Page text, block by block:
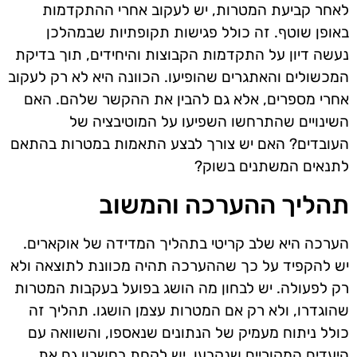
לאחר קביעת המטרות, יש לעקוב אחרי ההתקדמות
באופן שוטף. זה כולל פגישות תקופתיות שבמהלכן
נעשה דיון על התקדמות הקבוצות והיחידים, תוך בדיקת
המכשולים והאתגרים שהופיעו. הכוונה היא לא רק לעקוב
אחרי מספרים, אלא גם להבין את ההקשר שלהם. האם
השינויים שהתרחשו השפיעו על המוטיבציה של
העובדים? האם יש צורך לבצע התאמות במטרות בהתאם
לתנאים המשתנים בשוק?
תהליך ההערכה והמשוב
הערכה היא שלב קריטי בתהליך המדידה של אוקארים.
יש להקפיד על כך שההערכה תהיה מכוונת לתוצאה ולא
רק לפעולה. יש לבחון מה הושג בפועל בעקבות המטרות
שהוגדרו, ולא רק אם המטרות עצמן הושגו. תהליך זה
כולל ניתוח מעמיק של הנתונים שנאספו, והשוואה עם